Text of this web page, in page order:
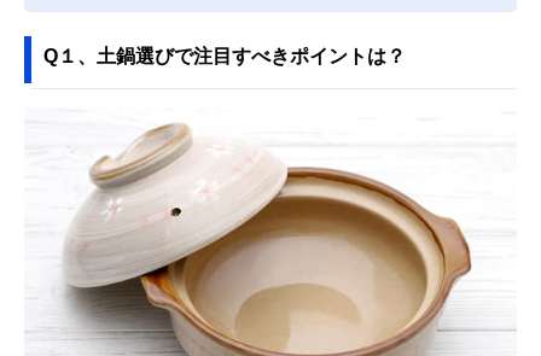
Q１、土鍋選びで注目すべきポイントは？